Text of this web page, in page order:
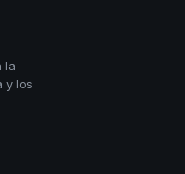
la
y los